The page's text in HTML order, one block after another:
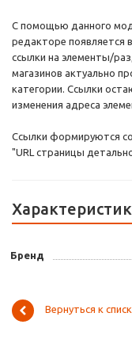
С помощью данного
редакторе появляется
ссылки на элементы/
магазинов актуально
категории. Ссылки
изменения адреса
Ссылки формируются
"URL страницы
Бренд
Вернуться к